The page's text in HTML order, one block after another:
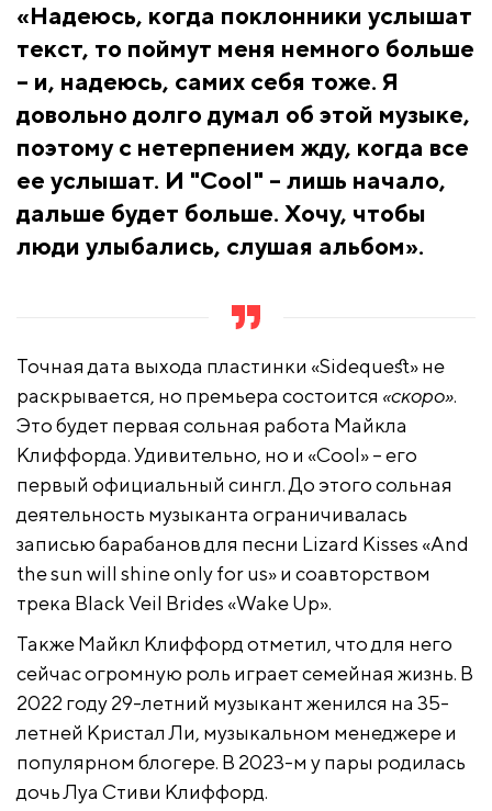
«Надеюсь, когда поклонники услышат
текст, то поймут меня немного больше
– и, надеюсь, самих себя тоже. Я
довольно долго думал об этой музыке,
поэтому с нетерпением жду, когда все
ее услышат. И "Cool" – лишь начало,
дальше будет больше. Хочу, чтобы
люди улыбались, слушая альбом».
Точная дата выхода пластинки «Sidequest» не
раскрывается, но премьера состоится «скоро».
Это будет первая сольная работа Майкла
Клиффорда. Удивительно, но и «Cool» – его
первый официальный сингл. До этого сольная
деятельность музыканта ограничивалась
записью барабанов для песни Lizard Kisses «And
the sun will shine only for us» и соавторством
трека Black Veil Brides «Wake Up».
Также Майкл Клиффорд отметил, что для него
сейчас огромную роль играет семейная жизнь. В
2022 году 29-летний музыкант женился на 35-
летней Кристал Ли, музыкальном менеджере и
популярном блогере. В 2023-м у пары родилась
дочь Луа Стиви Клиффорд.